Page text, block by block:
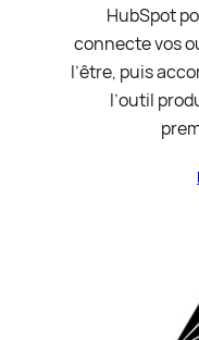
HubSpot
connecte vos
l’être, puis
l’outil